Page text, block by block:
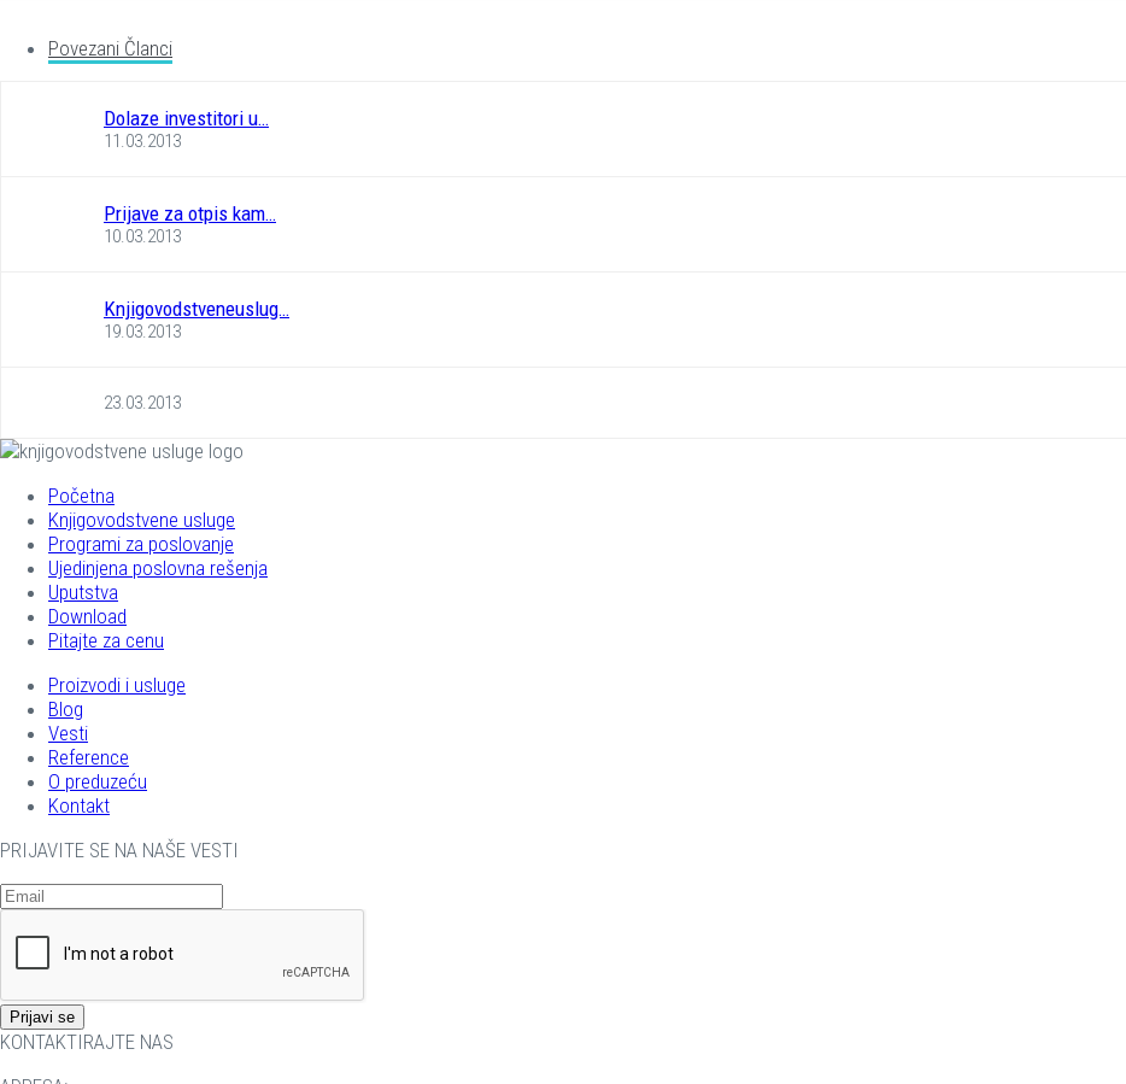
Povezani Članci
Dolaze investitori u…
11.03.2013
Prijave za otpis kam…
10.03.2013
Knjigovodstveneuslug…
19.03.2013
23.03.2013
Početna
Knjigovodstvene usluge
Programi za poslovanje
Ujedinjena poslovna rešenja
Uputstva
Download
Pitajte za cenu
Proizvodi i usluge
Blog
Vesti
Reference
O preduzeću
Kontakt
PRIJAVITE SE NA NAŠE VESTI
KONTAKTIRAJTE NAS